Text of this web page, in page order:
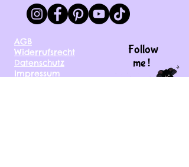
AGB
Widerrufsrecht
Datenschutz
Impressum
Follow
me !